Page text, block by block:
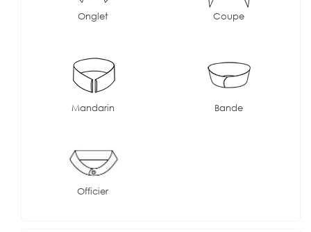
Onglet Coupe
Mandarin Bande
Officier